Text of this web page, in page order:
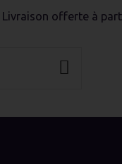
Livraison offerte à